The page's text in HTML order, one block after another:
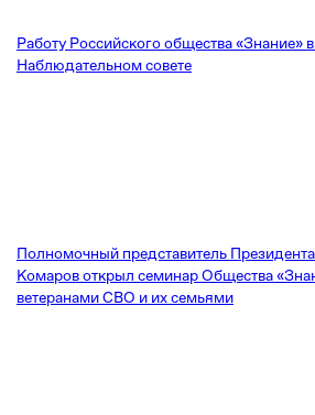
Работу Российского общества «Знание»
Наблюдательном совете
Полномочный представитель
Комаров открыл семинар Общества
ветеранами СВО и их семьями